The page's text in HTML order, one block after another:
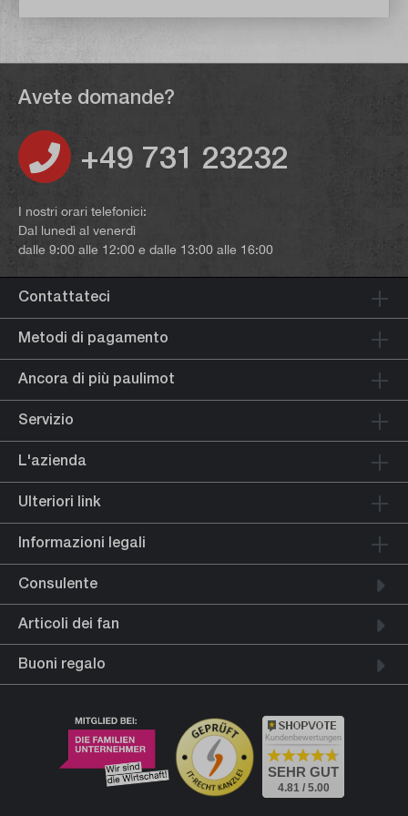
Avete domande?
+49 731 23232
I nostri orari telefonici:
Dal lunedì al venerdì
dalle 9:00 alle 12:00 e dalle 13:00 alle 16:00
Contattateci
Metodi di pagamento
Ancora di più paulimot
Servizio
L'azienda
Ulteriori link
Informazioni legali
Consulente
Articoli dei fan
Buoni regalo
Kundenbewertungen
SEHR GUT
4.81 / 5.00